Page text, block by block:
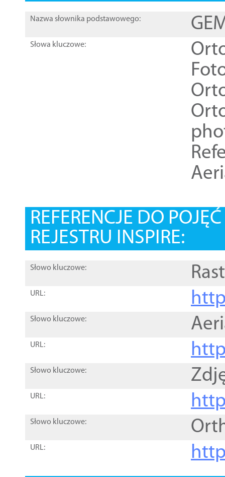
Nazwa słownika podstawowego:
Słowa kluczowe:
REFERENCJE DO
REJESTRU INSPIRE:
Słowo kluczowe:
URL:
Słowo kluczowe:
URL:
Słowo kluczowe:
URL:
Słowo kluczowe:
URL: